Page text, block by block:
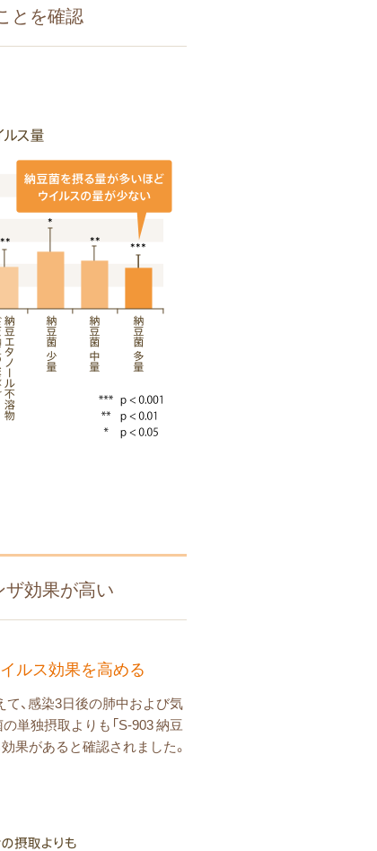
とを確認
ザ効果が高い
ルス効果を高める
て、感染3日後の肺中および気
単独摂取よりも「S-903 納豆
果があると確認されました。